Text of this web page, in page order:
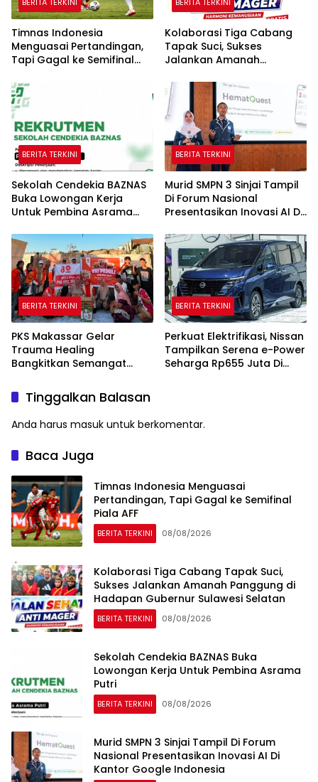
Timnas Indonesia
Menguasai Pertandingan,
Tapi Gagal ke Semifinal
Kolaborasi Tiga Cabang
Tapak Suci, Sukses
Jalankan Amanah
Gubernur Sulawesi Selatan
BERITA TERKINI
Sekolah Cendekia BAZNAS
Buka Lowongan Kerja
Untuk Pembina Asrama
BERITA TERKINI
Murid SMPN 3 Sinjai Tampil
Di Forum Nasional
Presentasikan Inovasi AI Di
BERITA TERKINI
PKS Makassar Gelar
Trauma Healing
Bangkitkan Semangat
BERITA TERKINI
Perkuat Elektrifikasi, Nissan
Tampilkan Serena e-Power
Seharga Rp655 Juta Di
Tinggalkan Balasan
Anda harus masuk untuk berkomentar.
Baca Juga
Timnas Indonesia Menguasai
Pertandingan, Tapi Gagal ke Semifinal
Piala AFF
BERITA TERKINI 08/08/2026
Kolaborasi Tiga Cabang Tapak Suci,
Sukses Jalankan Amanah Panggung di
Hadapan Gubernur Sulawesi Selatan
BERITA TERKINI 08/08/2026
Sekolah Cendekia BAZNAS Buka
Lowongan Kerja Untuk Pembina Asrama
Putri
BERITA TERKINI 08/08/2026
Murid SMPN 3 Sinjai Tampil Di Forum
Nasional Presentasikan Inovasi AI Di
Kantor Google Indonesia